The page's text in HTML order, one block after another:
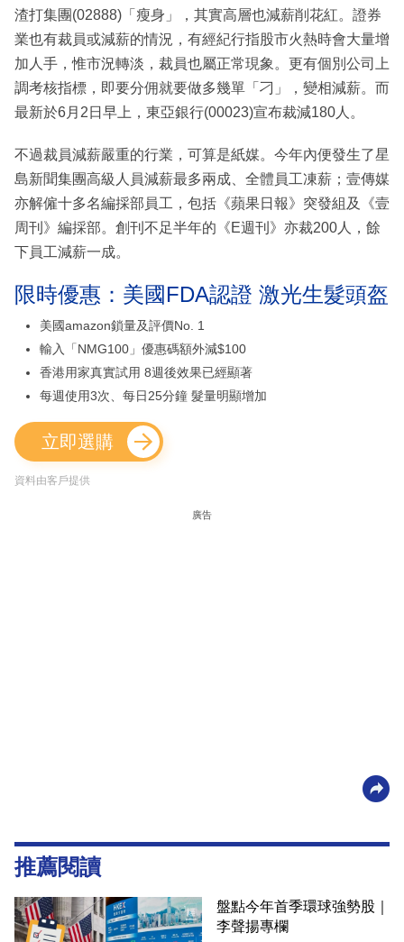
渣打集團(02888)「瘦身」，其實高層也減薪削花紅。證券
業也有裁員或減薪的情況，有經紀行指股市火熱時會大量增
加人手，惟市況轉淡，裁員也屬正常現象。更有個別公司上
調考核指標，即要分佣就要做多幾單「刁」，變相減薪。而
最新於6月2日早上，東亞銀行(00023)宣布裁減180人。
不過裁員減薪嚴重的行業，可算是紙媒。今年內便發生了星
島新聞集團高級人員減薪最多兩成、全體員工凍薪；壹傳媒
亦解僱十多名編採部員工，包括《蘋果日報》突發組及《壹
周刊》編採部。創刊不足半年的《E週刊》亦裁200人，餘
下員工減薪一成。
限時優惠：美國FDA認證 激光生髮頭盔
美國amazon鎖量及評價No. 1
輸入「NMG100」優惠碼額外減$100
香港用家真實試用 8週後效果已經顯著
每週使用3次、每日25分鐘 髮量明顯增加
立即選購
資料由客戶提供
廣告
推薦閱讀
盤點今年首季環球強勢股｜
李聲揚專欄